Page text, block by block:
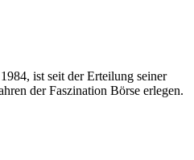
ist seit der Erteilung seiner
der Faszination Börse erlegen.